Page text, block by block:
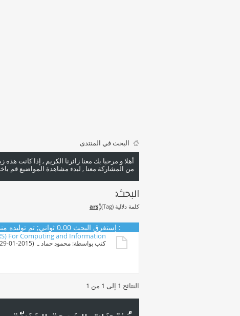
البحث في المنتدى
أهلا و مرحبا بك معنا زائرنا الكريم , إذا كانت هذه
من المشاركة معنا , لبدء مشاهدة المواضيع قم
البحث:
كلمة دلالية (Tag):
: إستغرق البحث 0.00 ثواني; تم توليده منذ 49
For Computing and Information
كتب بواسطة: محمود حمادـ ‏ (29-01-2015 09:34 AM)
النتائج 1 إلى 1 من 1